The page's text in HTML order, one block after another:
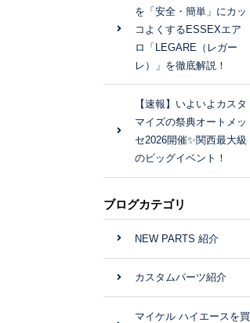
を「安全・簡単」にカッ
コよくするESSEXエア
ロ「LEGARE（レガー
レ）」を徹底解説！
【速報】いよいよカスタ
マイズの祭典オートメッ
セ2026開催✨関西最大級
のビッグイベント！
ブログカテゴリ
NEW PARTS 紹介
カスタムパーツ紹介
マイケル ハイエースを買